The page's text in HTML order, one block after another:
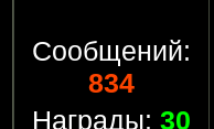
Сообщений:
834
Награды: 30